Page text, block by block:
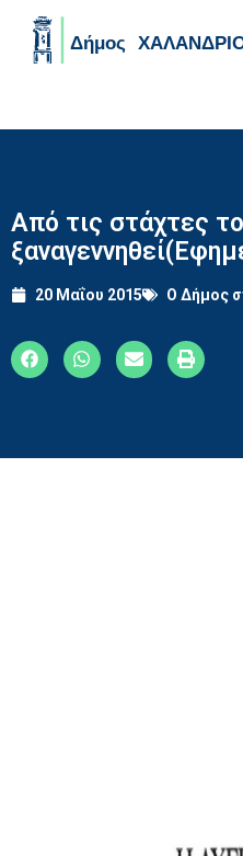
Από τις στάχτες
20 Μαΐου 2015 Ο Δήμος